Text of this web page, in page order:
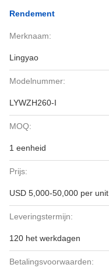
Rendement
Merknaam:
Lingyao
Modelnummer:
LYWZH260-I
MOQ:
1 eenheid
Prijs:
USD 5,000-50,000 per unit
Leveringstermijn:
120 het werkdagen
Betalingsvoorwaarden: